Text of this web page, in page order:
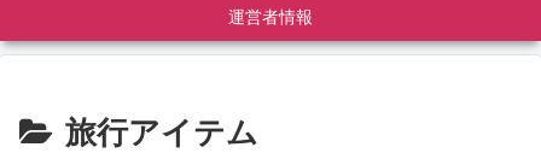
運営者情報
旅行アイテム